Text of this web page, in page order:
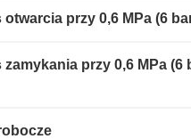
otwarcia przy 0,6 MPa (6
zamykania przy 0,6 MPa (6